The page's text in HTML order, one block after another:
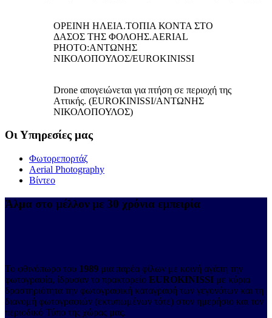
ΟΡΕΙΝΗ ΗΛΕΙΑ.ΤΟΠΙΑ ΚΟΝΤΑ ΣΤΟ
ΔΑΣΟΣ ΤΗΣ ΦΟΛΟΗΣ.AERIAL
PHOTO:ΑΝΤΩΝΗΣ
ΝΙΚΟΛΟΠΟΥΛΟΣ/EUROKINISSI
Drone απογειώνεται για πτήση σε περιοχή της
Αττικής. (EUROKINISSI/ΑΝΤΩΝΗΣ
ΝΙΚΟΛΟΠΟΥΛΟΣ)
Οι Υπηρεσίες μας
Φωτορεπορτάζ
Aerial Photography
Βίντεο
Άλμα στο μέλλον με 30 χρόνια εμπειρία
Το φθινόπωρο του 1989 μια παρέα φίλων με κοινή αγάπη την
φωτογραφία, ίδρυσαν το πρακτορείο EUROKINISSI με κύρια
δραστηριότητα την φωτογραφική καταγραφή των γεγονότων και τη
διανομή φωτογραφιών (εκτυπωμένων τότε) στον ημερήσιο και τον
περιοδικό Τύπο της χώρας μας.